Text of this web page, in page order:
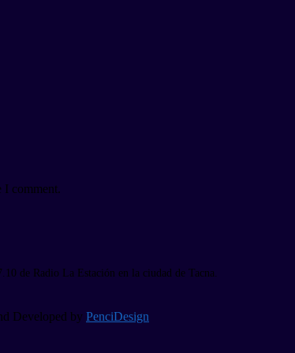
I comment.
de Radio La Estación en la ciudad de Tacna.
Developed by PenciDesign